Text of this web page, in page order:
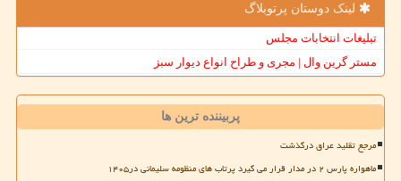
لینک دوستان پرتوبلاگ
تبلیغات انتخابات مجلس
مستر گرین وال | مجری و طراح انواع دیوار سبز
پربیننده ترین ها
مرجع تقلید عراق درگذشت
ماهواره پارس ۲ در مدار قرار می گیرد پرتاب های منظومه سلیمانی در۱۴۰۵